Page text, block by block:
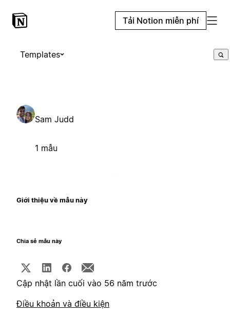
Tải Notion miễn phí
Templates
Sam Judd
1 mẫu
Giới thiệu về mẫu này
Chia sẻ mẫu này
Cập nhật lần cuối vào 56 năm trước
Điều khoản và điều kiện